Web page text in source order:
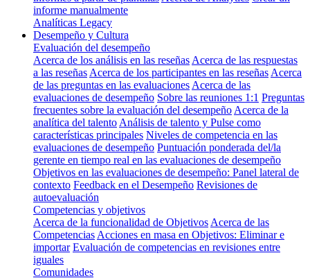
informe manualmente
Analíticas Legacy
Desempeño y Cultura
Evaluación del desempeño
Acerca de los análisis en las reseñas Acerca de las respuestas
a las reseñas Acerca de los participantes en las reseñas Acerca
de las preguntas en las evaluaciones Acerca de las
evaluaciones de desempeño Sobre las reuniones 1:1 Preguntas
frecuentes sobre la evaluación del desempeño Acerca de la
analítica del talento Análisis de talento y Pulse como
características principales Niveles de competencia en las
evaluaciones de desempeño Puntuación ponderada del/la
gerente en tiempo real en las evaluaciones de desempeño
Objetivos en las evaluaciones de desempeño: Panel lateral de
contexto Feedback en el Desempeño Revisiones de
autoevaluación
Competencias y objetivos
Acerca de la funcionalidad de Objetivos Acerca de las
Competencias Acciones en masa en Objetivos: Eliminar e
importar Evaluación de competencias en revisiones entre
iguales
Comunidades